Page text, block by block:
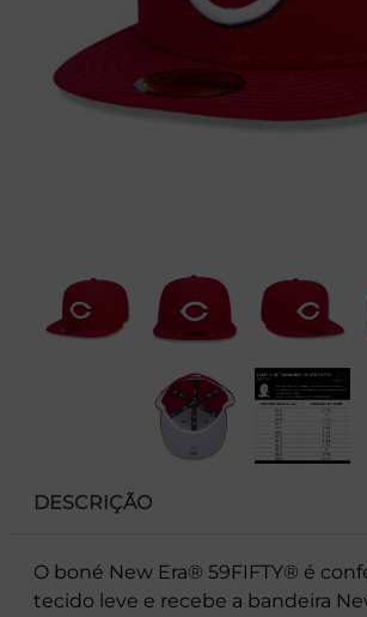
DESCRIÇÃO
O boné New Era® 59FIFTY® é
tecido leve e recebe a bandeira